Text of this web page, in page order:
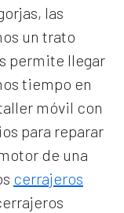
las
un trato
permite llegar
tiempo en
móvil con
para reparar
de una
cerrajeros